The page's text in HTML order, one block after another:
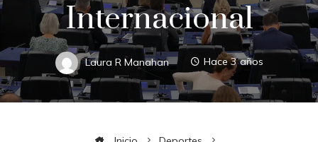
Internacional
Laura R Manahan Hace 3 años